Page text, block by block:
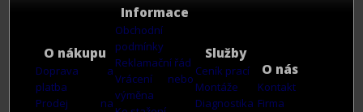
O nákupu
Doprava a
platba
Prodej na
Informace
Obchodní
podmínky
Reklamační řád
Vrácení nebo
výměna
Služby
Ceník prací
Montáže
Diagnostika
O nás
Kontakt
Firma